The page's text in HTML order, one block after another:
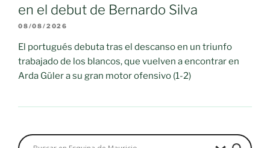
en el debut de Bernardo Silva
08/08/2026
El portugués debuta tras el descanso en un triunfo
trabajado de los blancos, que vuelven a encontrar en
Arda Güler a su gran motor ofensivo (1-2)